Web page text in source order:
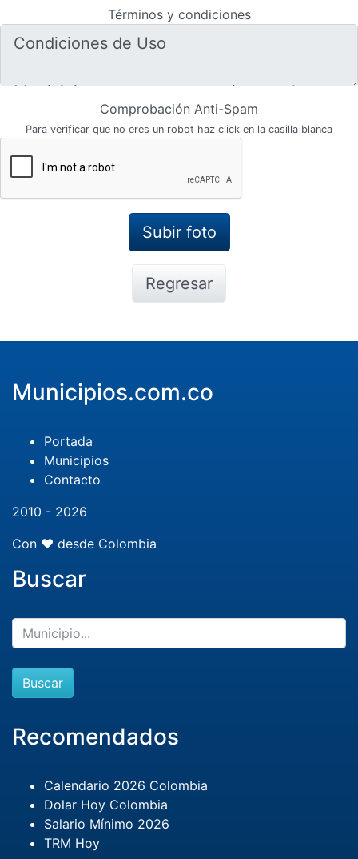
Términos y condiciones
Comprobación Anti-Spam
Para verificar que no eres un robot haz click en la casilla blanca
Regresar
Municipios.com.co
Portada
Municipios
Contacto
2010 - 2026
Con ❤️ desde Colombia
Buscar
Buscar
Recomendados
Calendario 2026 Colombia
Dolar Hoy Colombia
Salario Mínimo 2026
TRM Hoy